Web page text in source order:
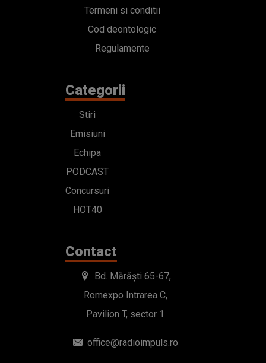
Termeni si conditii
Cod deontologic
Regulamente
Categorii
Stiri
Emisiuni
Echipa
PODCAST
Concursuri
HOT40
Contact
Bd. Mărăști 65-67,
Romexpo Intrarea C,
Pavilion T, sector 1
office@radioimpuls.ro